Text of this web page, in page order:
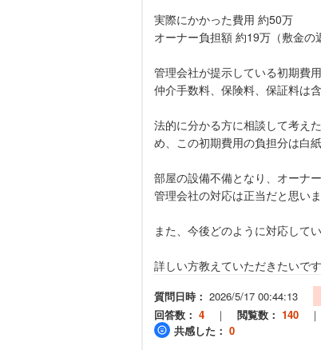
実際にかかった費用 約50万
オーナー負担額 約19万（敷金の
管理会社が提示している初期費用
仲介手数料、保険料、保証料は
法的に分かる方に相談して考え
め、この初期費用の負担分は白
部屋の設備不備となり、オーナ
管理会社の対応は正当だと思い
また、今後どのように対応して
詳しい方教えていただきたいです
質問日時： 2026/5/17 00:44:13
回答数： 4 ｜ 閲覧数： 140 ｜
共感した： 0